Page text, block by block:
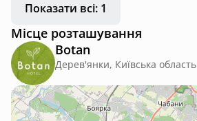
передається по фото. Будиночки поруч один до одного, але
Показати всі: 1
Місце розташування
Botan
Дерев'янки, Київська область